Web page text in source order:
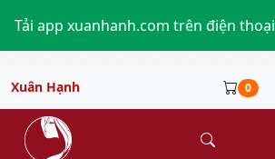
Tải app xuanhanh.com trên điện thoại
Xuân Hạnh 0